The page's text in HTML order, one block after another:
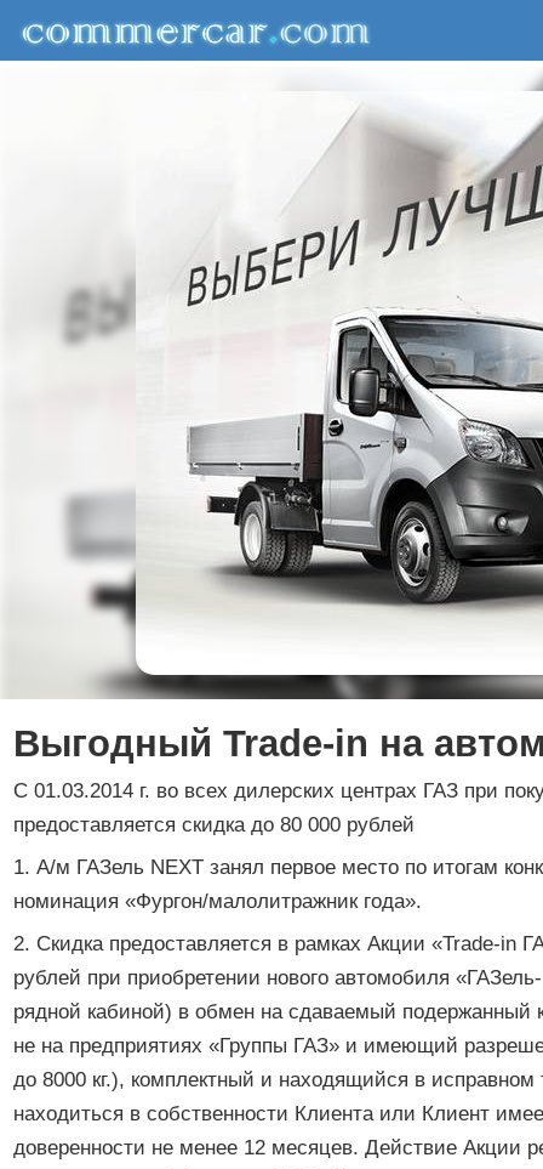
Выгодный Trade-in на
С 01.03.2014 г. во всех дилерских центрах ГАЗ при
предоставляется скидка до 80 000 рублей
1. А/м ГАЗель NEXT занял первое место по итогам
номинация «Фургон/малолитражник года».
2. Скидка предоставляется в рамках Акции «Trade-in
рублей при приобретении нового автомобиля
рядной кабиной) в обмен на сдаваемый подержанный
не на предприятиях «Группы ГАЗ» и имеющий
до 8000 кг.), комплектный и находящийся в
находиться в собственности Клиента или Клиент
доверенности не менее 12 месяцев. Действие Акции